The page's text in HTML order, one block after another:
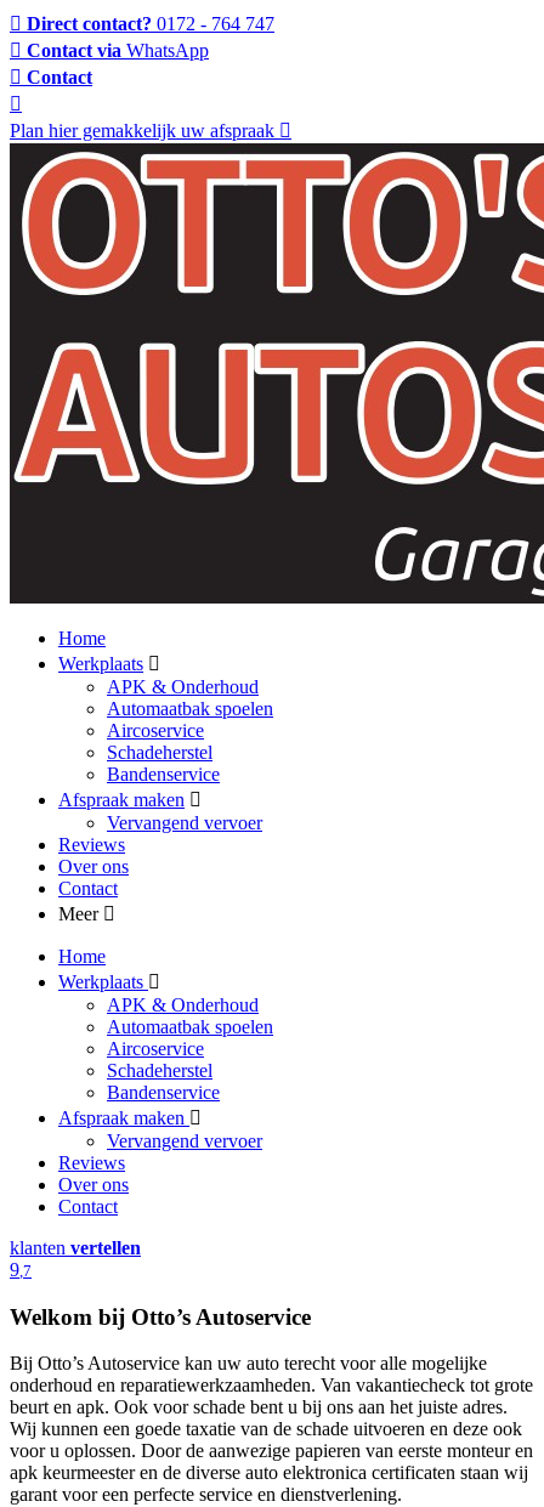
Direct contact? 0172 - 764 747
Contact via WhatsApp
Contact
Plan hier gemakkelijk uw afspraak
Home
Werkplaats
APK & Onderhoud
Automaatbak spoelen
Aircoservice
Schadeherstel
Bandenservice
Afspraak maken
Vervangend vervoer
Reviews
Over ons
Contact
Meer
Home
Werkplaats
APK & Onderhoud
Automaatbak spoelen
Aircoservice
Schadeherstel
Bandenservice
Afspraak maken
Vervangend vervoer
Reviews
Over ons
Contact
klanten vertellen
9,7
Welkom bij Otto’s Autoservice
Bij Otto’s Autoservice kan uw auto terecht voor alle mogelijke
onderhoud en reparatiewerkzaamheden. Van vakantiecheck tot grote
beurt en apk. Ook voor schade bent u bij ons aan het juiste adres.
Wij kunnen een goede taxatie van de schade uitvoeren en deze ook
voor u oplossen. Door de aanwezige papieren van eerste monteur en
apk keurmeester en de diverse auto elektronica certificaten staan wij
garant voor een perfecte service en dienstverlening.